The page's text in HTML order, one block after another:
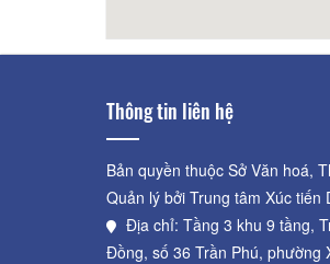
Thông tin liên hệ
Bản quyền thuộc Sở Văn hoá,
Quản lý bởi Trung tâm Xúc tiến
Địa chỉ: Tầng 3 khu 9 tầng,
Đồng, số 36 Trần Phú,